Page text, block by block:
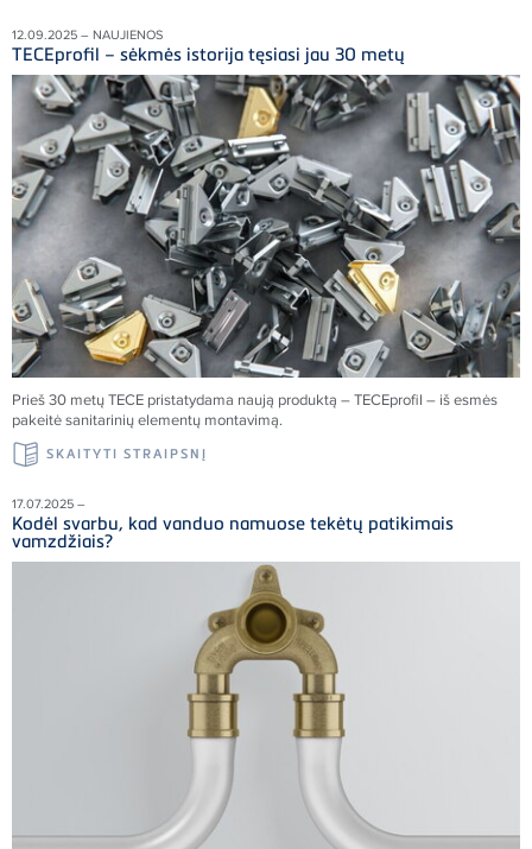
12.09.2025 – NAUJIENOS
TECEprofil – sėkmės istorija tęsiasi jau 30 metų
Prieš 30 metųTECE pristatydama naują produktą –TECEprofil – iš esmės
pakeitė sanitarinių elementų montavimą.
SKAITYTI STRAIPSNĮ
17.07.2025 –
Kodėl svarbu, kad vanduo namuose tekėtų patikimais
vamzdžiais?